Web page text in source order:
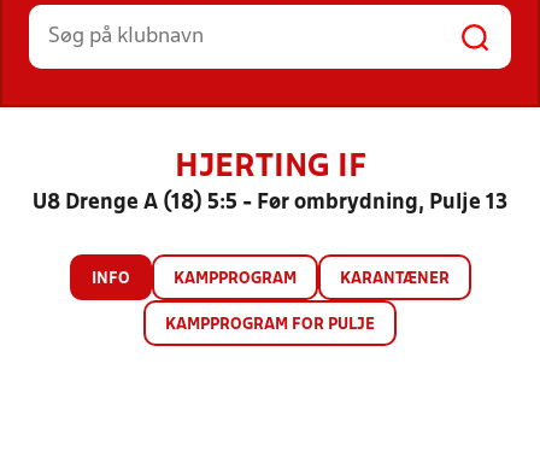
HOLD
HJERTING IF
U8 Drenge A (18) 5:5 - Før ombrydning, Pulje 13
INFO KAMPPROGRAM KARANTÆNER
KAMPPROGRAM FOR PULJE